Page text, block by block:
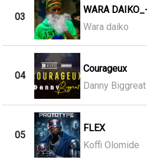
03
WARA
Wara daiko
04
Courageux
Danny Biggreat
05
FLEX
Koffi Olomide